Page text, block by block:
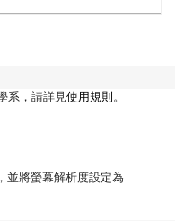
系，請詳見使用規則 。
並將螢幕解析度設定為